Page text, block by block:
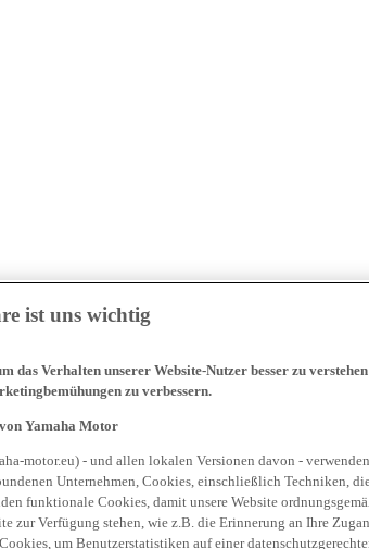
ist uns wichtig
das Verhalten unserer Website-Nutzer besser zu
zu verbessern.
Yamaha Motor
motor.eu) - und allen lokalen Versionen davon -
Unternehmen, Cookies, einschließlich Techniken,
funktionale Cookies, damit unsere Website
zur Verfügung stehen, wie z.B. die Erinnerung an Ihre
um Benutzerstatistiken auf einer